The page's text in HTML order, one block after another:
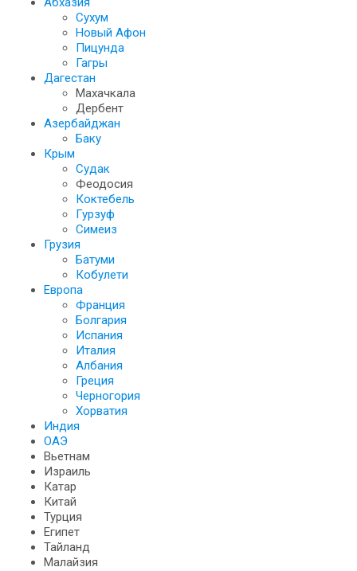
Сухум
Новый Афон
Пицунда
Гагры
Дагестан
Махачкала
Дербент
Азербайджан
Баку
Крым
Судак
Феодосия
Коктебель
Гурзуф
Симеиз
Грузия
Батуми
Кобулети
Европа
Франция
Болгария
Испания
Италия
Албания
Греция
Черногория
Хорватия
Индия
ОАЭ
Вьетнам
Израиль
Катар
Китай
Турция
Египет
Тайланд
Малайзия